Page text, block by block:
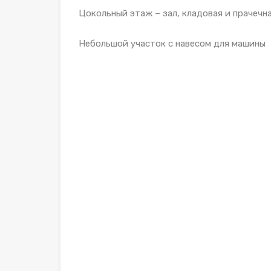
Цокольный этаж – зал, кладовая и
Небольшой участок с навесом для машины